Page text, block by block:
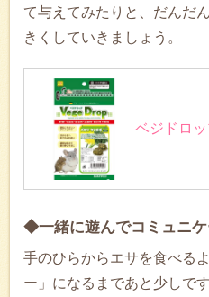
て与えてみたりと、だんだ
きくしていきましょう。
ベジドロ
◆一緒に遊んでコミュニ
手のひらからエサを食べる
ー」になるまであと少しで